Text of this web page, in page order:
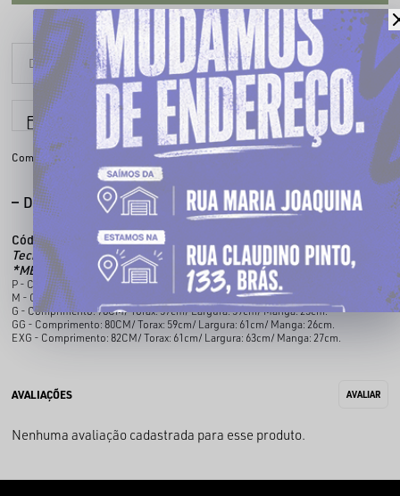
Parcele em até 6x sem juros
Compartilhe:
DESCRIÇÃO COMPLETA
Código identificador (SKU):
Tecido:100% algodão
*MEDIDAS APROXIMADAS
P - Comprimento: 74CM/ Torax: 53cm/ Largura: 55cm/ Manga: 23cm.
M - Comprimento: 76CM/ Torax: 55cm/ Largura: 57cm/ Manga: 24cm.
G - Comprimento: 78CM/ Torax: 57cm/ Largura: 59cm/ Manga: 25cm.
GG - Comprimento: 80CM/ Torax: 59cm/ Largura: 61cm/ Manga: 26cm.
EXG - Comprimento: 82CM/ Torax: 61cm/ Largura: 63cm/ Manga: 27cm.
Nenhuma avaliação cadastrada para esse produto.